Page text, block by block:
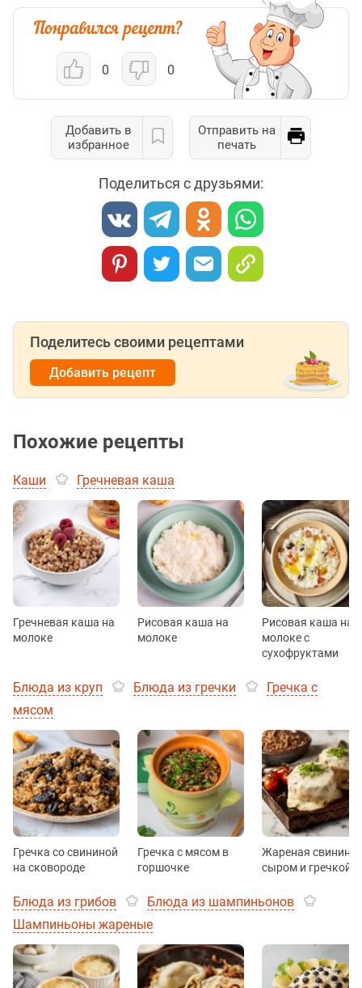
0 0
Добавить в
избранное
Отправить на
печать
Поделиться с друзьями:
Поделитесь своими рецептами
Добавить рецепт
Похожие рецепты
Каши Гречневая каша
Гречневая каша на
молоке
Рисовая каша на
молоке
Рисовая каша на
молоке с
сухофруктами
Блюда из круп Блюда из гречки
Гречка с
мясом
Гречка со свининой
на сковороде
Гречка с мясом в
горшочке
Жареная свинина
сыром и гречкой
Блюда из грибов
Блюда из шампиньонов
Шампиньоны жареные